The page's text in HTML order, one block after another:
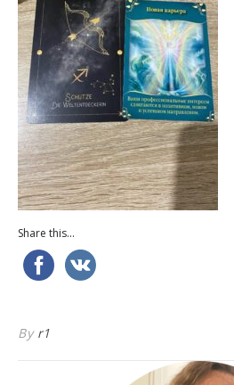
Share this...
By r1